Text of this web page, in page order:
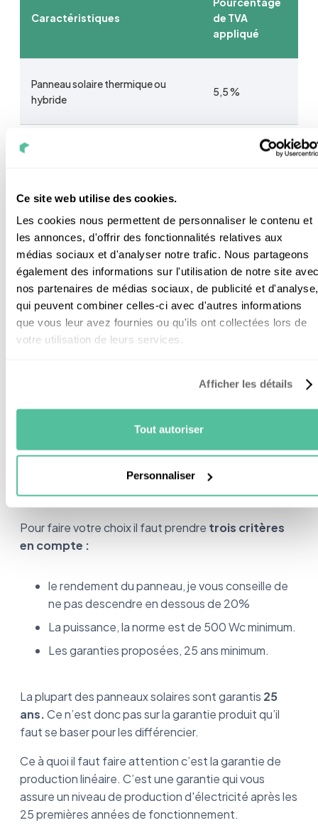
Ce site web utilise des cookies.
Les cookies nous permettent de personnaliser le contenu et
les annonces, d'offrir des fonctionnalités relatives aux
médias sociaux et d'analyser notre trafic. Nous partageons
également des informations sur l'utilisation de notre site
nos partenaires de médias sociaux, de publicité et d'analyse,
qui peuvent combiner celles-ci avec d'autres informations
que vous leur avez fournies ou qu'ils ont collectées lors de
votre utilisation de leurs services.
Afficher les détails
Tout autoriser
Personnaliser
Caractéristiques
de TVA
appliqué
Panneau solaire thermique ou
hybride
5,5 %
Installation photovoltaïque hors
certification ultra-bas carbone
20 %
Pour que votre projet soit vraiment réussi il faut la
bonne puissance mais il vous faut aussi les bons
panneaux.
Quels panneaux solaires
quels panneaux solaires
choisirparmi les nombreux proposés sur le marché.
Pour faire votre choix il faut prendre trois critères
en compte :
le rendement du panneau, je vous conseille de
ne pas descendre en dessous de 20%
La puissance, la norme est de 500 Wc minimum.
Les garanties proposées, 25 ans minimum.
La plupart des panneaux solaires sont garantis 25
ans.Ce n’est donc pas sur la garantie produit qu’il
faut se baser pour les différencier.
Ce à quoi il faut faire attention c’est la garantie de
production linéaire. C’est une garantie qui vous
assure un niveau de production d'électricité après les
25 premières années de fonctionnement.